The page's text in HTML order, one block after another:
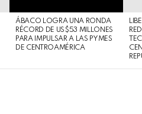
Safe
For
Work
view
this
post
ÁBACO LOGRA UNA RONDA
RÉCORD DE US$53 MILLONES
PARA IMPULSAR A LAS PYMES
DE CENTROAMÉRICA